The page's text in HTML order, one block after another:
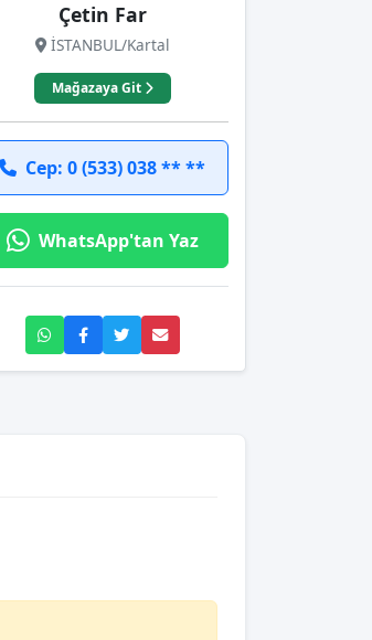
Çetin Far
İSTANBUL/Kartal
Mağazaya Git
Cep: 0 (533) 038 ** **
WhatsApp'tan Yaz